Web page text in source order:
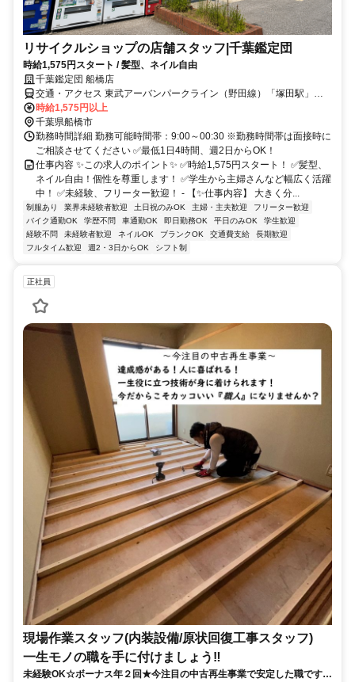
リサイクルショップの店舗スタッフ|千葉鑑定団
時給1,575円スタート / 髪型、ネイル自由
千葉鑑定団 船橋店
交通・アクセス 東武アーバンパークライン（野田線）「塚田駅」か
ら徒歩約10分
時給1,575円以上
千葉県船橋市
勤務時間詳細 勤務可能時間帯：9:00～00:30 ※勤務時間帯は面接時に
ご相談させてください ✅最低1日4時間、週2日からOK！
仕事内容 ✨この求人のポイント✨ ✅時給1,575円スタート！ ✅髪型、
ネイル自由！個性を尊重します！ ✅学生から主婦さんなど幅広く活躍
中！ ✅未経験、フリーター歓迎！ - 【✨仕事内容】 大きく分...
制服あり 業界未経験者歓迎 土日祝のみOK 主婦・主夫歓迎
フリーター歓迎
バイク通勤OK
学歴不問 車通勤OK 即日勤務OK 平日のみOK
学生歓迎
経験不問
未経験者歓迎 ネイルOK ブランクOK 交通費支給
長期歓迎
フルタイム歓迎
週2・3日からOK シフト制
正社員
現場作業スタッフ(内装設備/原状回復工事スタッフ)
一生モノの職を手に付けましょう‼
未経験OK☆ボーナス年２回★今注目の中古再生事業で安定した職です♪